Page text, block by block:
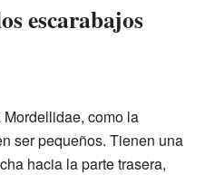
escarabajos
como la
ser pequeños. Tienen una
hacia la parte trasera,